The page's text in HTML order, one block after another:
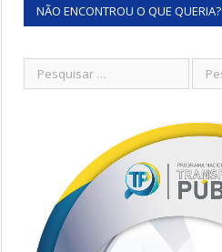
NÃO ENCONTROU O QUE QUERIA?